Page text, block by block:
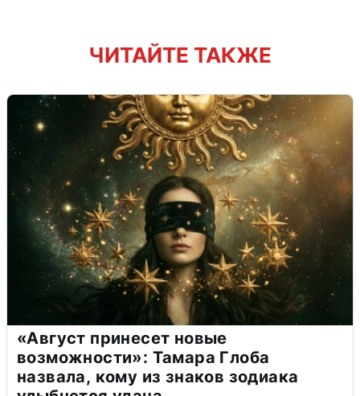
ЧИТАЙТЕ ТАКЖЕ
«Август принесет новые
возможности»: Тамара Глоба
назвала, кому из знаков зодиака